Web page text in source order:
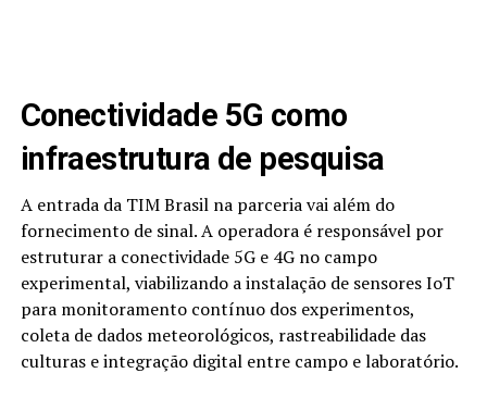
Conectividade 5G como
infraestrutura de pesquisa
A entrada da TIM Brasil na parceria vai além do
fornecimento de sinal. A operadora é responsável por
estruturar a conectividade 5G e 4G no campo
experimental, viabilizando a instalação de sensores IoT
para monitoramento contínuo dos experimentos,
coleta de dados meteorológicos, rastreabilidade das
culturas e integração digital entre campo e laboratório.